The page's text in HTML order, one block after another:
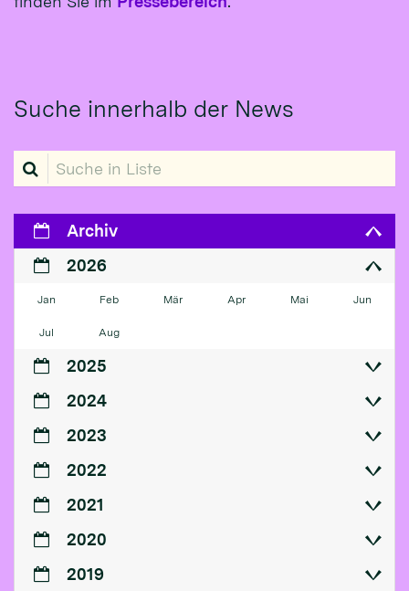
Suche innerhalb der News
Suche in Liste
Archiv
2026
Jan Feb Mär Apr Mai Jun
Jul Aug
2025
2024
2023
2022
2021
2020
2019